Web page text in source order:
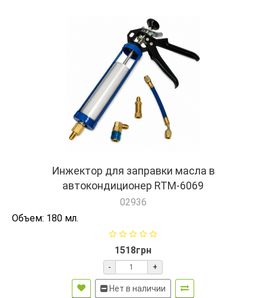
Инжектор для заправки масла в
автокондиционер RTM-6069
02936
Объем: 180 мл.
1518грн
- +
Нет в наличии